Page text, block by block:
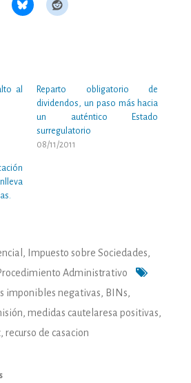
al
Reparto obligatorio de
dividendos, un paso más hacia
un auténtico Estado
surregulatorio
08/11/2011
, Impuesto sobre Sociedades,
Administrativo
imponibles negativas, BINs,
, medidas cautelaresa positivas,
, recurso de casacion